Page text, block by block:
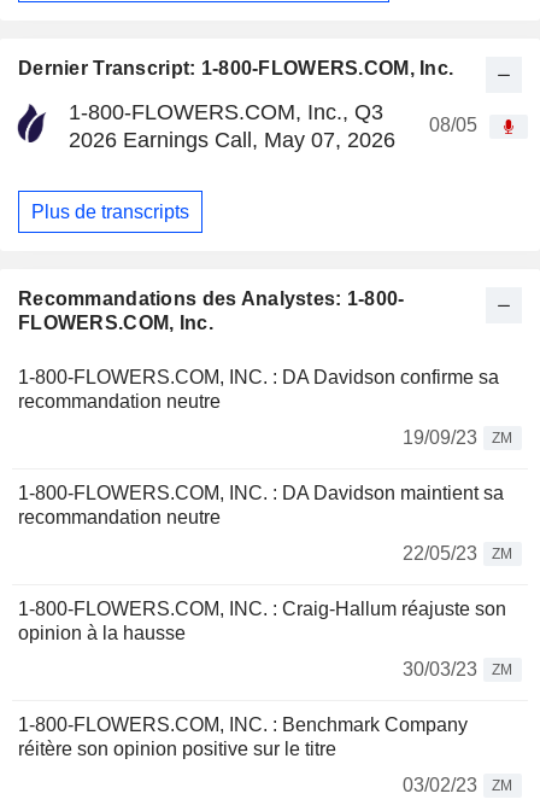
Dernier Transcript: 1-800-FLOWERS.COM, Inc.
1-800-FLOWERS.COM, Inc., Q3
2026 Earnings Call, May 07, 2026
08/05
Plus de transcripts
Recommandations des Analystes: 1-800-
FLOWERS.COM, Inc.
1-800-FLOWERS.COM, INC. : DA Davidson confirme sa
recommandation neutre
19/09/23
ZM
1-800-FLOWERS.COM, INC. : DA Davidson maintient sa
recommandation neutre
22/05/23
ZM
1-800-FLOWERS.COM, INC. : Craig-Hallum réajuste son
opinion à la hausse
30/03/23
ZM
1-800-FLOWERS.COM, INC. : Benchmark Company
réitère son opinion positive sur le titre
03/02/23
ZM